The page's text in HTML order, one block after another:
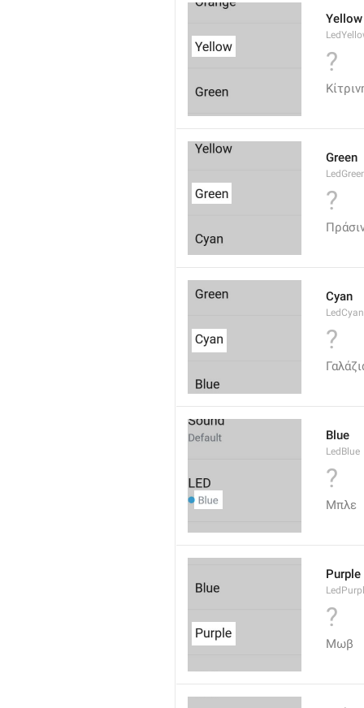
Yellow
?
Green
?
Cyan
LedCyan
?
Blue
LedBlue
?
Μπλε
Purple
?
Μωβ